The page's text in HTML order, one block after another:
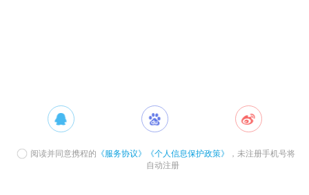
阅读并同意携程的 《服务协议》 《个人信息保护政策》
，未注册手机号将
自动注册